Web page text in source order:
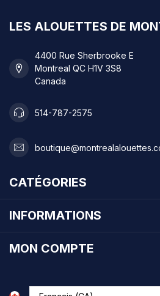
LES ALOUETTES DE
4400 Rue Sherbrooke E
Montreal QC H1V 3S8
Canada
514-787-2575
CATÉGORIES
INFORMATIONS
MON COMPTE